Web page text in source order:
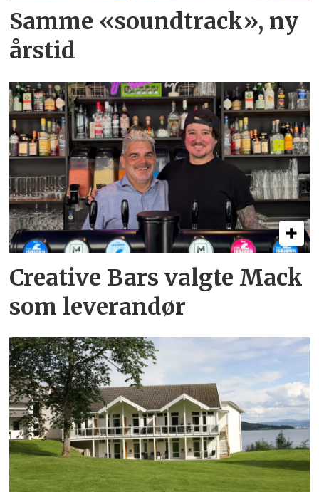
Samme «soundtrack», ny
årstid
Creative Bars valgte Mack
som leverandør